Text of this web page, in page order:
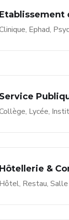
Etablissement
Ephad,
Service
Lycée,
Hôtellerie &
Hôtel, Restau,